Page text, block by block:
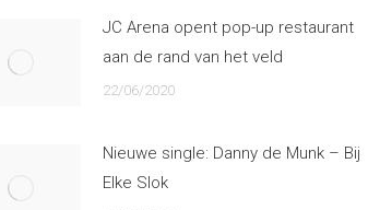
JC Arena opent pop-up restaurant
aan de rand van het veld
22/06/2020
Nieuwe single: Danny de Munk – Bij
Elke Slok